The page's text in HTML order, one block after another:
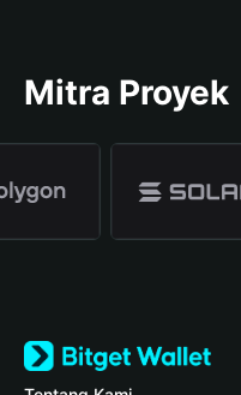
Mitra Proyek